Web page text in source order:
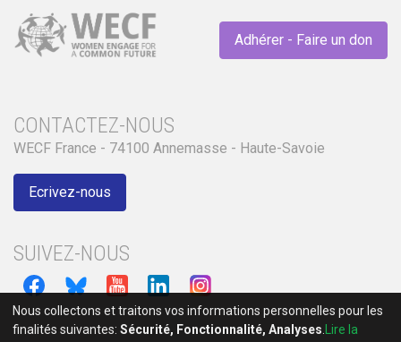
Adhérer - Faire un don
CONTACTEZ-NOUS
WECF France - 74100 Annemasse - Haute-Savoie
Ecrivez-nous
SUIVEZ-NOUS
Nous collectons et traitons vos informations personnelles pour les
finalités suivantes: Sécurité, Fonctionnalité, Analyses
Lire la